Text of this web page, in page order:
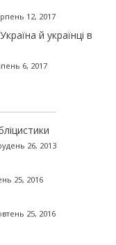
12, 2017
й українці в
6, 2017
26, 2013
25, 2016
25, 2016